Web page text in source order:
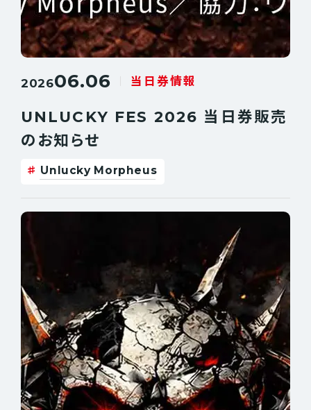
202606.06 当日券情報
UNLUCKY FES 2026 当日券販売
のお知らせ
Unlucky Morpheus